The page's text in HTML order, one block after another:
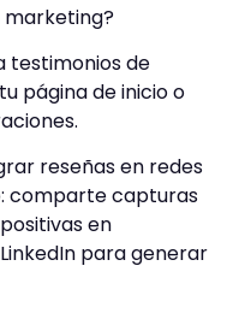
marketing?
testimonios de
página de inicio o
reseñas en redes
comparte capturas
en
para generar